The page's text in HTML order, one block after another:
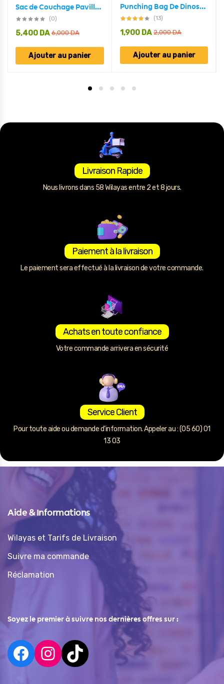
Sac de Couchage Pavillo 6 -10°C 220 x 75 x 50cm Bestway 68102 – حقيبة نوم أصلية من بافيلو
(0)
6,000DA
5,400 DA
Ajouter au panier
Punching Bag De Dinosaures En PVC Bestway 52287
(13)
2,000DA
1,900 DA
Ajouter au panier
Livraison Rapide
Nous livrons dans 58 Wilayas entre 2 et 8 jours.
Paiement à la livraison
Le paiement sera effectué à la livraison de votre commande.
Achats en toute confiance
Votre commande arrivera en sécurité
Service Client
Pour toute aide ou demande d’information. Appeler au : (05 60) 01
13 03
Aide & Informations
Wilayas et Tarifs de Livraison
Suivre ma commande
Réclamation
Soyez le premier à suivre nos dernières offres sur :